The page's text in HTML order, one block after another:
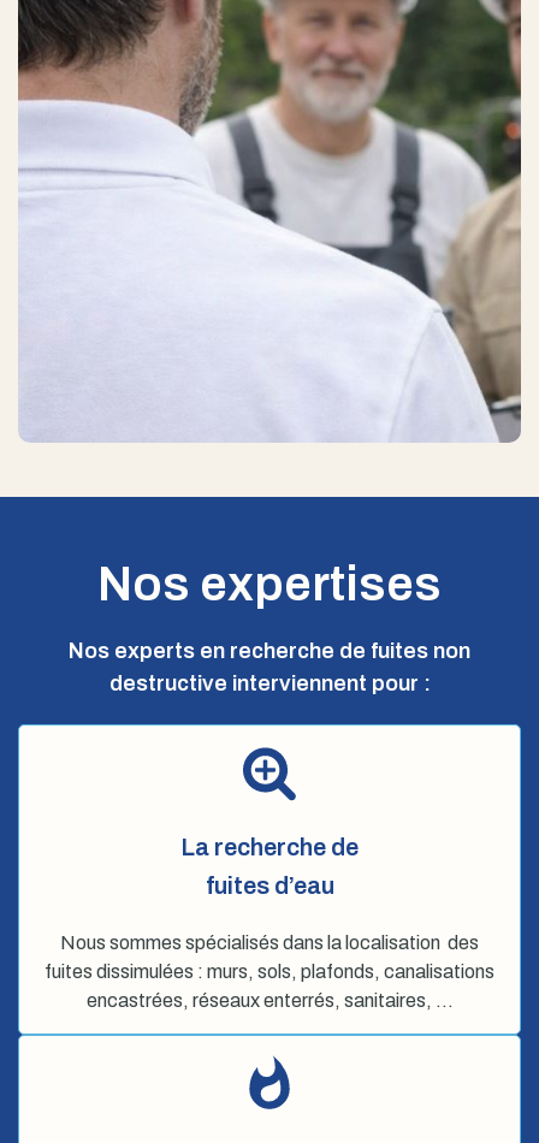
Nos expertises
Nos experts en recherche de fuites non
destructive interviennent pour :
La recherche de
fuites d’eau
Nous sommes spécialisés dans la localisation des
fuites dissimulées : murs, sols, plafonds, canalisations
encastrées, réseaux enterrés, sanitaires, …